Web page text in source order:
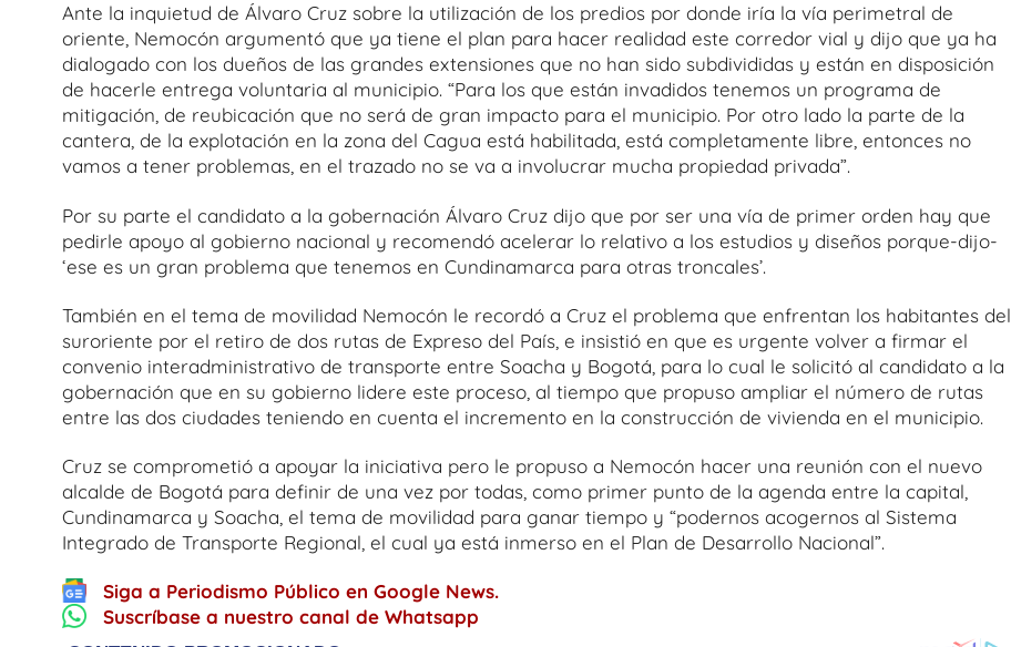
Ante la inquietud de Álvaro Cruz sobre la utilización de los predios por donde iría la vía perimetral de
oriente, Nemocón argumentó que ya tiene el plan para hacer realidad este corredor vial y dijo que ya ha
dialogado con los dueños de las grandes extensiones que no han sido subdivididas y están en disposición
de hacerle entrega voluntaria al municipio. “Para los que están invadidos tenemos un programa de
mitigación, de reubicación que no será de gran impacto para el municipio. Por otro lado la parte de la
cantera, de la explotación en la zona del Cagua está habilitada, está completamente libre, entonces no
vamos a tener problemas, en el trazado no se va a involucrar mucha propiedad privada”.
Por su parte el candidato a la gobernación Álvaro Cruz dijo que por ser una vía de primer orden hay que
pedirle apoyo al gobierno nacional y recomendó acelerar lo relativo a los estudios y diseños porque-dijo-
‘ese es un gran problema que tenemos en Cundinamarca para otras troncales’.
También en el tema de movilidad Nemocón le recordó a Cruz el problema que enfrentan los habitantes del
suroriente por el retiro de dos rutas de Expreso del País, e insistió en que es urgente volver a firmar el
convenio interadministrativo de transporte entre Soacha y Bogotá, para lo cual le solicitó al candidato a la
gobernación que en su gobierno lidere este proceso, al tiempo que propuso ampliar el número de rutas
entre las dos ciudades teniendo en cuenta el incremento en la construcción de vivienda en el municipio.
Cruz se comprometió a apoyar la iniciativa pero le propuso a Nemocón hacer una reunión con el nuevo
alcalde de Bogotá para definir de una vez por todas, como primer punto de la agenda entre la capital,
Cundinamarca y Soacha, el tema de movilidad para ganar tiempo y “podernos acogernos al Sistema
Integrado de Transporte Regional, el cual ya está inmerso en el Plan de Desarrollo Nacional”.
Siga a Periodismo Público en Google News.
Suscríbase a nuestro canal de Whatsapp